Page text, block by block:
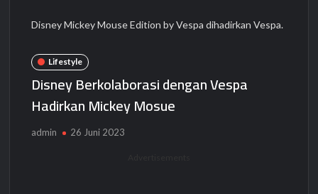
Disney Mickey Mouse Edition by Vespa dihadirkan Vespa.
Lifestyle
Disney Berkolaborasi dengan Vespa
Hadirkan Mickey Mosue
admin 26 Juni 2023